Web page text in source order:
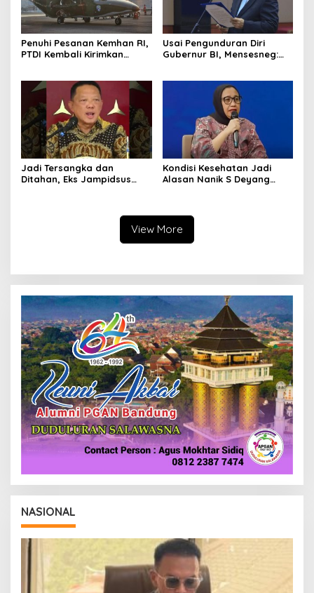
Penuhi Pesanan Kemhan RI,
PTDI Kembali Kirimkan
Usai Pengunduran Diri
Gubernur BI, Mensesneg:
Jadi Tersangka dan
Ditahan, Eks Jampidsus
Kondisi Kesehatan Jadi
Alasan Nanik S Deyang
View More
NASIONAL